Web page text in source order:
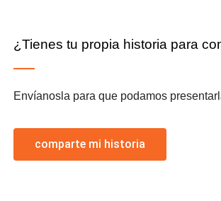
¿Tienes tu propia historia para
Envíanosla para que podamos
comparte mi historia